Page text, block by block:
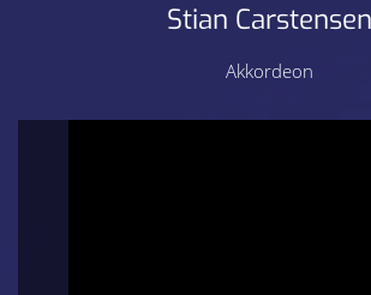
Stian Carstensen
Akkordeon